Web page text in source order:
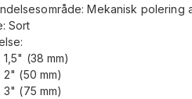
Mekanisk polering
Sort
1,5" (38 mm)
2" (50 mm)
3" (75 mm)